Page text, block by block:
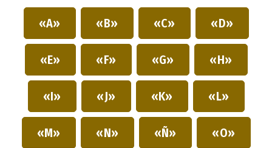
«A» «B» «C» «D»
«E» «F» «G» «H»
«I» «J» «K» «L»
«M» «N» «Ñ» «O»